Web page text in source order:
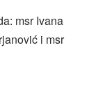
msr Ivana
i msr